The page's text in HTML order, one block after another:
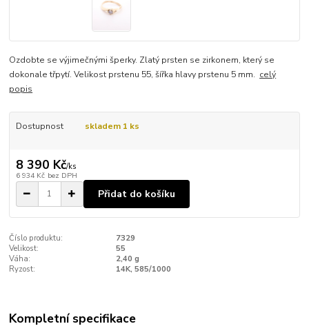
Ozdobte se výjimečnými šperky. Zlatý prsten se zirkonem, který se
dokonale třpytí. Velikost prstenu 55, šířka hlavy prstenu 5 mm. celý
popis
Dostupnost skladem 1 ks
8 390 Kč/ks
6 934 Kč bez DPH
Přidat do košíku
Číslo produktu:
7329
Velikost:
55
Váha:
2,40 g
Ryzost:
14K, 585/1000
Kompletní specifikace